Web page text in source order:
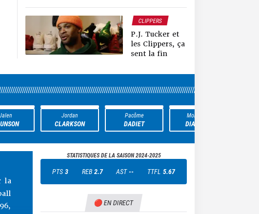
CLIPPERS
NEWS NBA
P.J. Tucker et
les Clippers, ça
sent la fin
Jordan
CLARKSON
Pacôme
DADIET
Mohamed
DIAWARA
la
STATISTIQUES DE LA SAISON2024-2025
PTS 3 REB 2.7 AST -- TTFL 5.67
🔴 EN DIRECT